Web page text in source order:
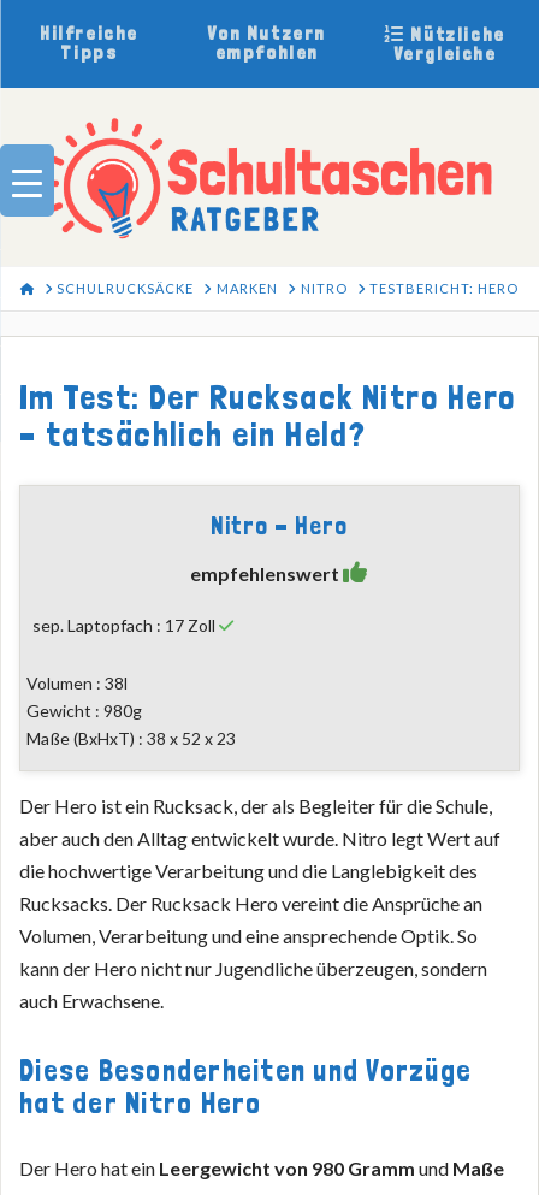
Hilfreiche
Tipps
Von Nutzern
empfohlen
Nützliche
Vergleiche
HOMESCHULRUCKSÄCKE MARKEN NITRO TESTBERICHT: HERO
Im Test: Der Rucksack Nitro Hero
– tatsächlich ein Held?
Nitro - Hero
empfehlenswert
sep. Laptopfach : 17 Zoll
Volumen : 38l
Gewicht : 980g
Maße (BxHxT) : 38 x 52 x 23
Der Hero ist ein Rucksack, der als Begleiter für die Schule,
aber auch den Alltag entwickelt wurde. Nitro legt Wert auf
die hochwertige Verarbeitung und die Langlebigkeit des
Rucksacks. Der Rucksack Hero vereint die Ansprüche an
Volumen, Verarbeitung und eine ansprechende Optik. So
kann der Hero nicht nur Jugendliche überzeugen, sondern
auch Erwachsene.
Diese Besonderheiten und Vorzüge
hat der Nitro Hero
Der Hero hat ein Leergewicht von 980 Gramm und Maße